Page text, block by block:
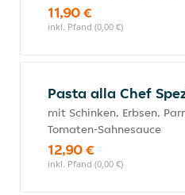
11,90 €
inkl. Pfand (0,00 €)
Pasta alla Chef
mit Schinken, Erbsen,
Tomaten-Sahnesauce
12,90 €
inkl. Pfand (0,00 €)